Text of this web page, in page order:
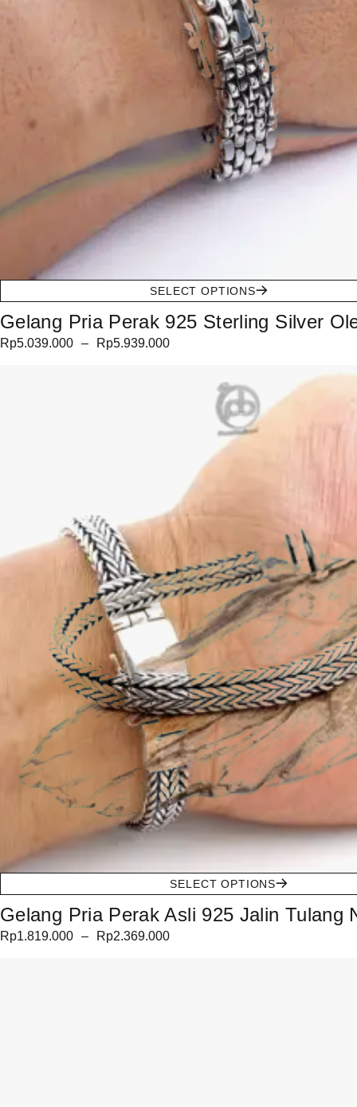
SELECT OPTIONS
Gelang Pria Perak 925 Sterling Silver
Rp5.039.000 – Rp5.939.000
SELECT OPTIONS
Gelang Pria Perak Asli 925 Jalin Tulang
Rp1.819.000 – Rp2.369.000